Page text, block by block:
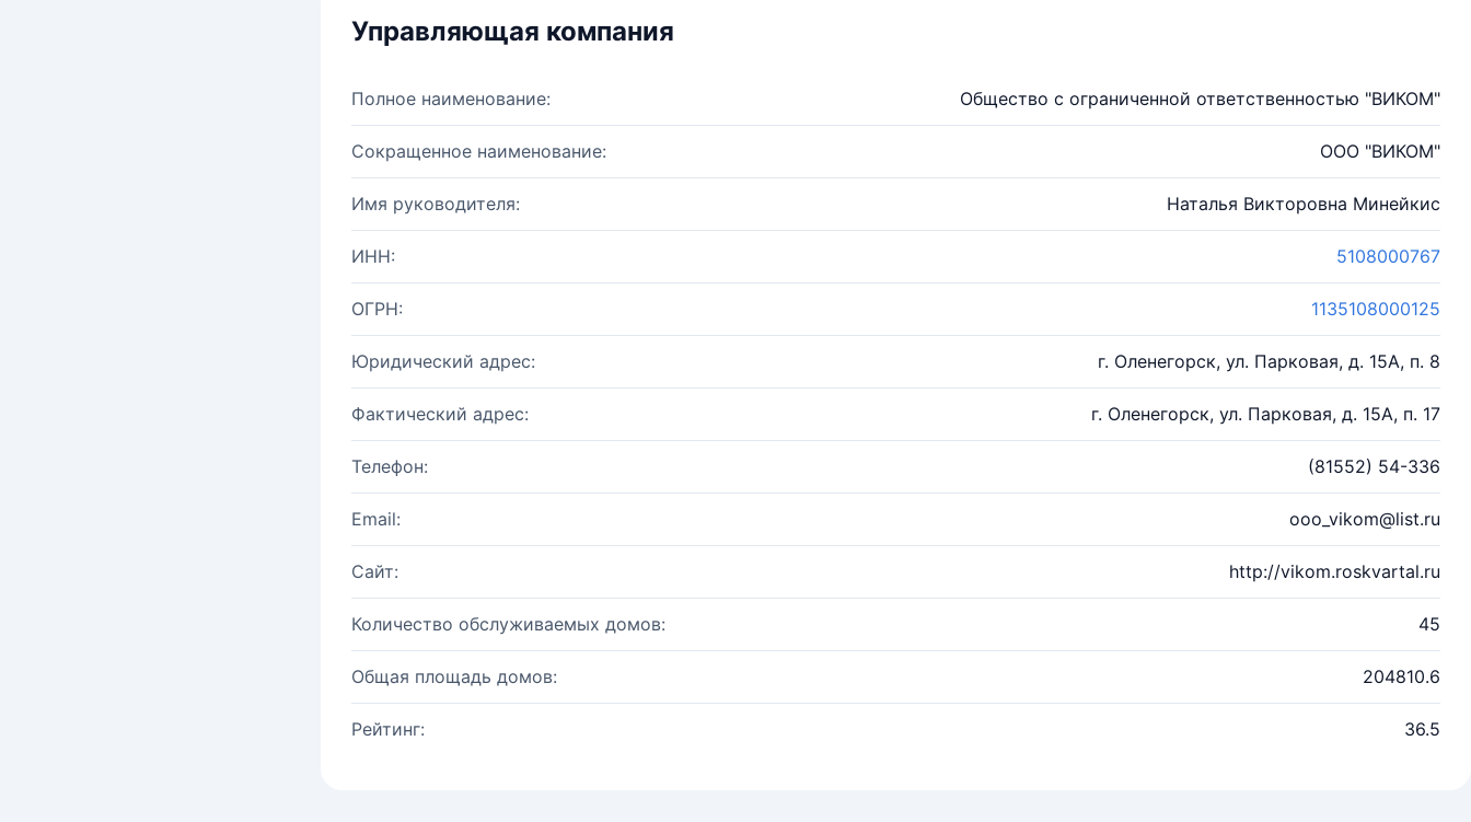
Управляющая компания
Полное наименование: Общество с ограниченной ответственностью "ВИКОМ"
Сокращенное наименование: ООО "ВИКОМ"
Имя руководителя: Наталья Викторовна Минейкис
ИНН: 5108000767
ОГРН: 1135108000125
Юридический адрес: г. Оленегорск, ул. Парковая, д. 15А, п. 8
Фактический адрес: г. Оленегорск, ул. Парковая, д. 15А, п. 17
Телефон: (81552) 54-336
Email: ooo_vikom@list.ru
Сайт: http://vikom.roskvartal.ru
Количество обслуживаемых домов: 45
Общая площадь домов: 204810.6
Рейтинг: 36.5